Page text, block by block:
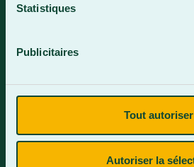
Statistiques
Publicitaires
Tout autoriser
Autoriser la
Lundi-vendredi : 8 h à 16 h